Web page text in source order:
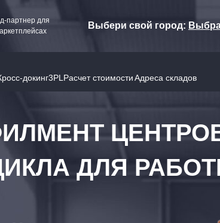
партнер для
Выбери свой город:
докинг3PL Расчет стоимостиАдреса складов
ДЛЯ